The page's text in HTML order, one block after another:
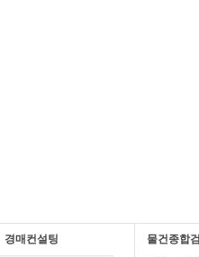
경매컨설팅
물건종합